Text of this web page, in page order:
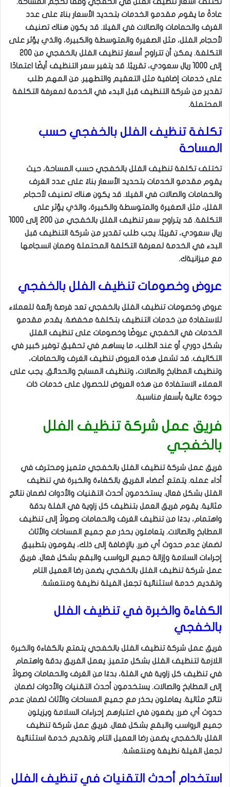
عادةً ما يقوم مقدمو الخدمات بتحديد الأسعار بناءً على عدد
الغرف والحمامات والصالات في الفيلا. قد يكون هناك تصنيف
لأحجام الفلل، مثل الصغيرة والمتوسطة والكبيرة، والذي يؤثر على
التكلفة. يمكن أن تتراوح أسعار تنظيف الفلل بالخفجي من 200
إلى 1000 ريال سعودي، تقريبًا. قد يتغير سعر التنظيف أيضًا اعتمادًا
على خدمات إضافية مثل التعقيم والتطهير. من المهم طلب
تقدير من شركة التنظيف قبل البدء في الخدمة لمعرفة التكلفة
المحتملة.
تكلفة تنظيف الفلل بالخفجي حسب
المساحة
تختلف تكلفة تنظيف الفلل بالخفجي حسب المساحة، حيث
يقوم مقدمو الخدمات بتحديد الأسعار بناءً على عدد الغرف
والحمامات والصالات في الفيلا. قد يكون هناك تصنيف لأحجام
الفلل، مثل الصغيرة والمتوسطة والكبيرة، والذي يؤثر على
التكلفة. قد يتراوح سعر تنظيف الفلل بالخفجي من 200 إلى 1000
ريال سعودي، تقريبًا. يجب طلب تقدير من شركة التنظيف قبل
البدء في الخدمة لمعرفة التكلفة المحتملة وضمان انسجامها
مع ميزانيةك.
عروض وخصومات تنظيف الفلل بالخفجي
عروض وخصومات تنظيف الفلل بالخفجي تعد فرصة رائعة للعملاء
للاستفادة من خدمات التنظيف بتكلفة مخفضة. يقدم مقدمو
الخدمات في الخفجي عروضًا وخصومات على تنظيف الفلل
بشكل دوري أو عند الطلب، ما يساهم في تحقيق توفير كبير في
التكاليف. قد تشمل هذه العروض تنظيف الغرف والحمامات،
وتنظيف المطابخ والصالات، وتنظيف المسابح والحدائق. يجب على
العملاء الاستفادة من هذه العروض للحصول على خدمات ذات
جودة عالية بأسعار مناسبة.
فريق عمل شركة تنظيف الفلل
بالخفجي
فريق عمل شركة تنظيف الفلل بالخفجي متميز ومحترف في
أداء عمله. يتمتع أعضاء الفريق بالكفاءة والخبرة في تنظيف
الفلل بشكل فعال. يستخدمون أحدث التقنيات والأدوات لضمان نتائج
مثالية. يقوم فريق العمل بتنظيف كل زاوية في الفلة بدقة
واهتمام، بدءًا من تنظيف الغرف والحمامات وصولاً إلى تنظيف
المطابخ والصالات. يتعاملون بحذر مع جميع المساحات والأثاث
لضمان عدم حدوث أي ضرر. بالإضافة إلى ذلك، يقومون بتطبيق
إجراءات السلامة وإزالة جميع الرواسب والبقع بشكل فعال. فريق
عمل شركة تنظيف الفلل بالخفجي يضمن رضا العميل التام
وتقديم خدمة استثنائية تجعل الفيلة نظيفة ومنتعشة.
الكفاءة والخبرة في تنظيف الفلل
بالخفجي
فريق عمل شركة تنظيف الفلل بالخفجي يتمتع بالكفاءة والخبرة
اللازمة لتنظيف الفلل بشكل متميز. يعمل الفريق بدقة واهتمام
في تنظيف كل زاوية في الفلة، بدءًا من الغرف والحمامات وصولاً
إلى المطابخ والصالات. يستخدمون أحدث التقنيات والأدوات لضمان
نتائج مثالية. يعاملون بحذر مع جميع المساحات والأثاث لضمان عدم
حدوث أي ضرر. يضعون في اعتبارهم إجراءات السلامة ويزيلون
جميع الرواسب والبقع بشكل فعال. فريق عمل شركة تنظيف
الفلل بالخفجي يضمن رضا العميل التام وتقديم خدمة استثنائية
لجعل الفيلة نظيفة ومنتعشة.
استخدام أحدث التقنيات في تنظيف الفلل